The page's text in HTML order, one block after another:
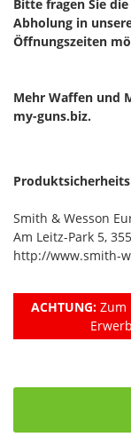
Bitte fragen Sie
Abholung in
Öffnungszeiten
Mehr Waffen und
my-guns.biz.
Smith & Wesson
Am Leitz-Park 5,
http://www.smith-
ACHTUNG:Zum